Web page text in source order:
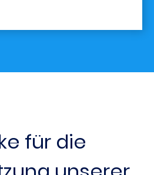
für die